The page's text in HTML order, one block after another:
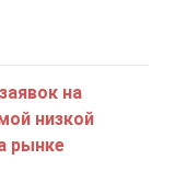
на
низкой
рынке